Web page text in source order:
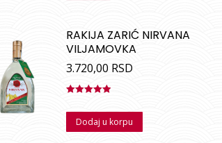
RAKIJA ZARIĆ NIRVANA
VILJAMOVKA
3.720,00 RSD
sa5.00od
Dodaj u korpu